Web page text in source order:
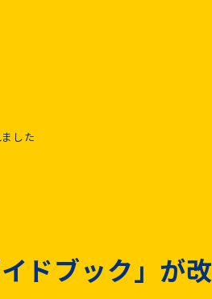
した
ドブック」が改